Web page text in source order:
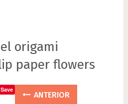
origami
paper flowers
Save
ANTERIOR